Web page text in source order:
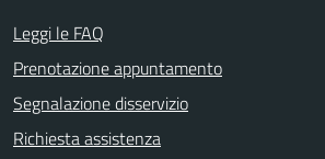
Leggi le FAQ
Prenotazione appuntamento
Segnalazione disservizio
Richiesta assistenza